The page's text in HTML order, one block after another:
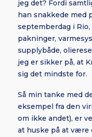
jeg det? Fordi
han snakkede med
septemberdag i
pakninger,
supplybåde,
jeg er sikker på, at
sig det mindste for.
Så min tanke med
eksempel fra den
om ikke andet), er
at huske på at være